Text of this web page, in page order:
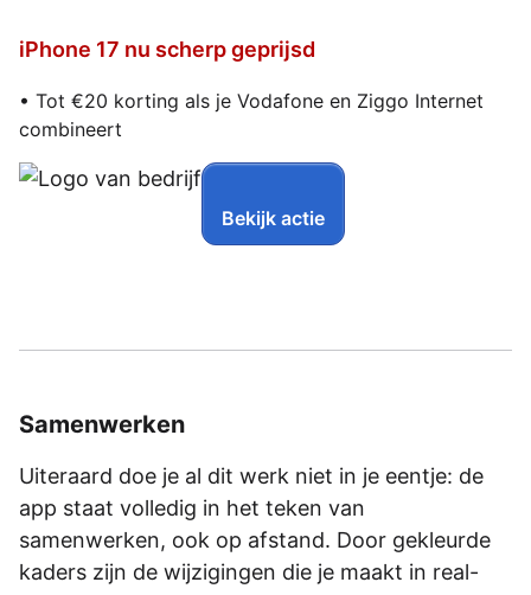
iPhone 17 nu scherp geprijsd
• Tot €20 korting als je Vodafone en Ziggo Internet
combineert
Bekijk actie
Samenwerken
Uiteraard doe je al dit werk niet in je eentje: de
app staat volledig in het teken van
samenwerken, ook op afstand. Door gekleurde
kaders zijn de wijzigingen die je maakt in real-